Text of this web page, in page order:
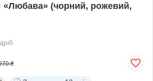
«Любава» (чорний, рожевий,
₴